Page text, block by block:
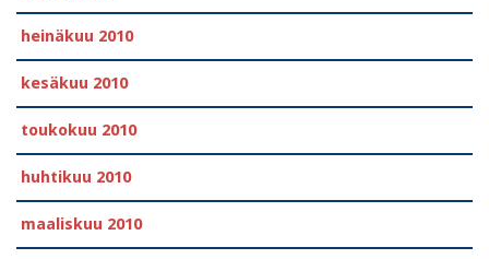
heinäkuu 2010
kesäkuu 2010
toukokuu 2010
huhtikuu 2010
maaliskuu 2010